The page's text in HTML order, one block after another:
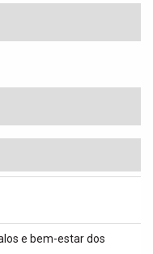
e bem-estar dos